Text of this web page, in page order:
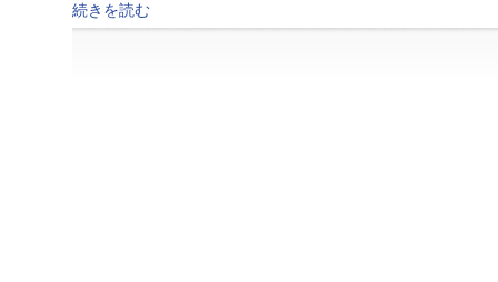
続きを読む